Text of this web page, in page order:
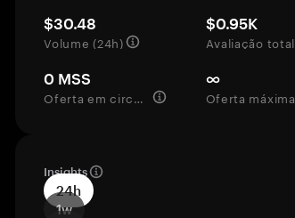
$30.48
Volume (24h)
$0.95K
0 MSS
Oferta em circulação
∞
Oferta máxima
Insights
24h
1w